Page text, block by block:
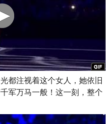
都注视着这个女人，她依旧
军万马一般！这一刻，整个